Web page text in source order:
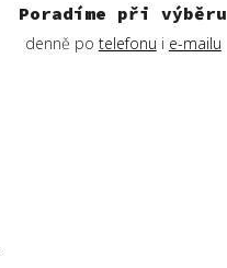
Poradíme při výběru
denně po telefonu i e-mailu